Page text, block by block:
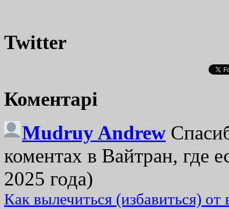
Twitter
Коментарі
Mudruy Andrew
коментах в Вайтран, где
2025 года)
Как вылечиться (избавиться)